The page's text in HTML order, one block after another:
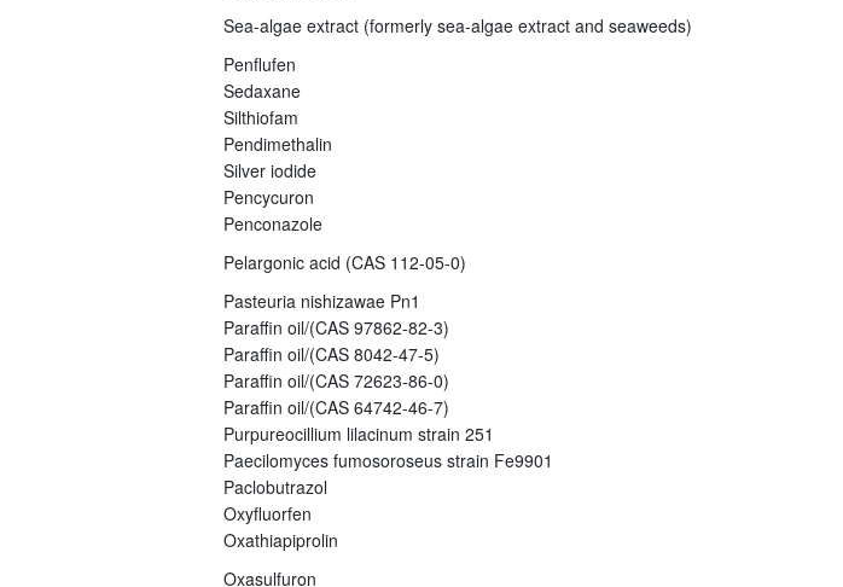
Sea-algae extract (formerly sea-algae extract and seaweeds)
Penflufen
Sedaxane
Silthiofam
Pendimethalin
Silver iodide
Pencycuron
Penconazole
Pelargonic acid (CAS 112-05-0)
Pasteuria nishizawae Pn1
Paraffin oil/(CAS 97862-82-3)
Paraffin oil/(CAS 8042-47-5)
Paraffin oil/(CAS 72623-86-0)
Paraffin oil/(CAS 64742-46-7)
Purpureocillium lilacinum strain 251
Paecilomyces fumosoroseus strain Fe9901
Paclobutrazol
Oxyfluorfen
Oxathiapiprolin
Oxasulfuron